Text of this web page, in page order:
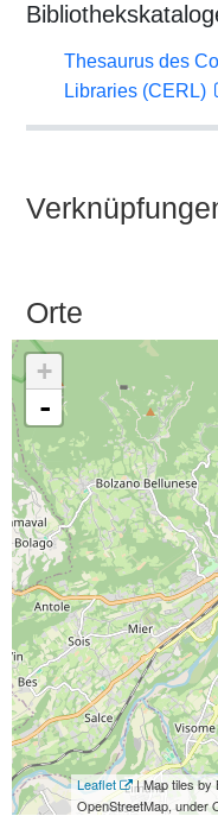
Thesaurus des
Libraries (CERL)
Orte
+
-
Leaflet
| Map tiles by
OpenStreetMap, under